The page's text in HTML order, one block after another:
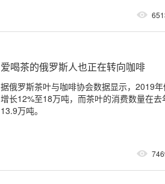
爱喝茶的俄罗斯人也正在转向咖啡
据俄罗斯茶叶与咖啡协会数据显示，2019
增长12%至18万吨，而茶叶的消费数量在去
13.9万吨。